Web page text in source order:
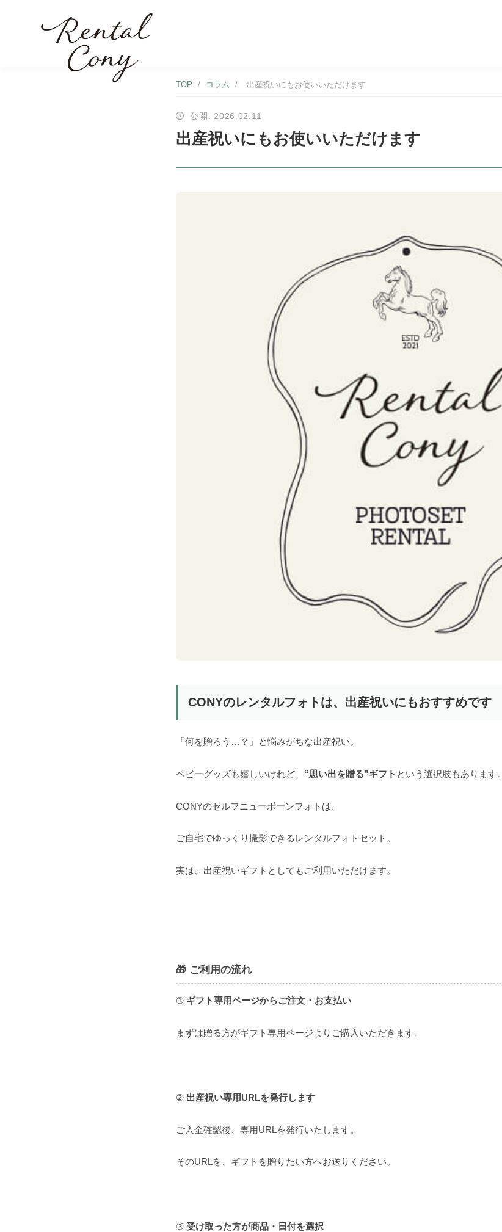
TOP / コラム / 出産祝いにもお使いいただけます
公開: 2026.02.11
出産祝いにもお使いいただけます
CONYのレンタルフォトは、出産祝いにもおすすめです
「何を贈ろう…？」と悩みがちな出産祝い。
ベビーグッズも嬉しいけれど、 “思い出を贈る”ギフト という選択肢もあります。
CONYのセルフニューボーンフォトは、
ご自宅でゆっくり撮影できるレンタルフォトセット。
実は、出産祝いギフトとしてもご利用いただけます。
🎁 ご利用の流れ
① ギフト専用ページからご注文・お支払い
まずは贈る方がギフト専用ページよりご購入いただきます。
② 出産祝い専用URLを発行します
ご入金確認後、専用URLを発行いたします。
そのURLを、ギフトを贈りたい方へお送りください。
③ 受け取った方が商品・日付を選択